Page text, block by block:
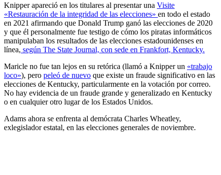
Knipper apareció en los titulares al presentar una Visite
«Restauración de la integridad de las elecciones» en todo el estado
en 2021 afirmando que Donald Trump ganó las elecciones de 2020
y que él personalmente fue testigo de cómo los piratas informáticos
manipulaban los resultados de las elecciones estadounidenses en
línea, según The State Journal, con sede en Frankfort, Kentucky.
Maricle no fue tan lejos en su retórica (llamó a Knipper un «trabajo
loco»), pero peleó de nuevo que existe un fraude significativo en las
elecciones de Kentucky, particularmente en la votación por correo.
No hay evidencia de un fraude grande y generalizado en Kentucky
o en cualquier otro lugar de los Estados Unidos.
Adams ahora se enfrenta al demócrata Charles Wheatley,
exlegislador estatal, en las elecciones generales de noviembre.